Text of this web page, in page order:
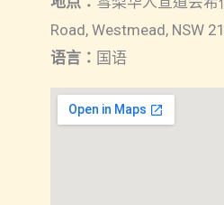
Road, Westmead, NSW
语言： 国语